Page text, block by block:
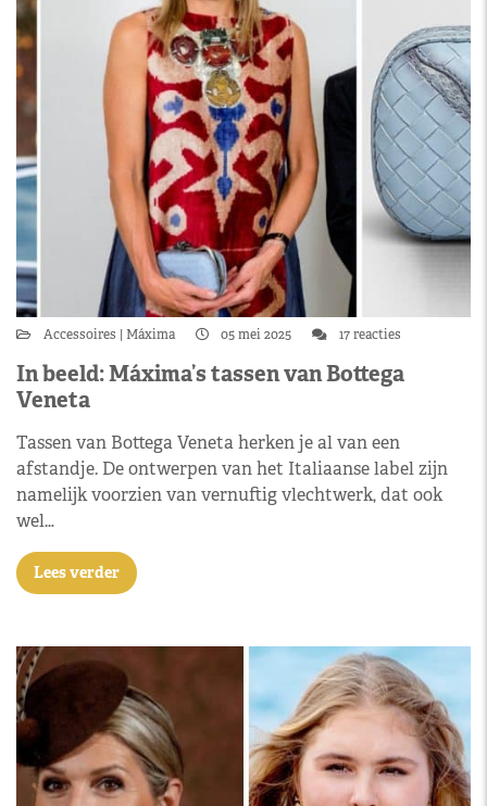
Accessoires Máxima 05 mei 2025 17 reacties
In beeld: Máxima’s tassen van Bottega
Veneta
Tassen van Bottega Veneta herken je al van een
afstandje. De ontwerpen van het Italiaanse label zijn
namelijk voorzien van vernuftig vlechtwerk, dat ook
wel…
Lees verder